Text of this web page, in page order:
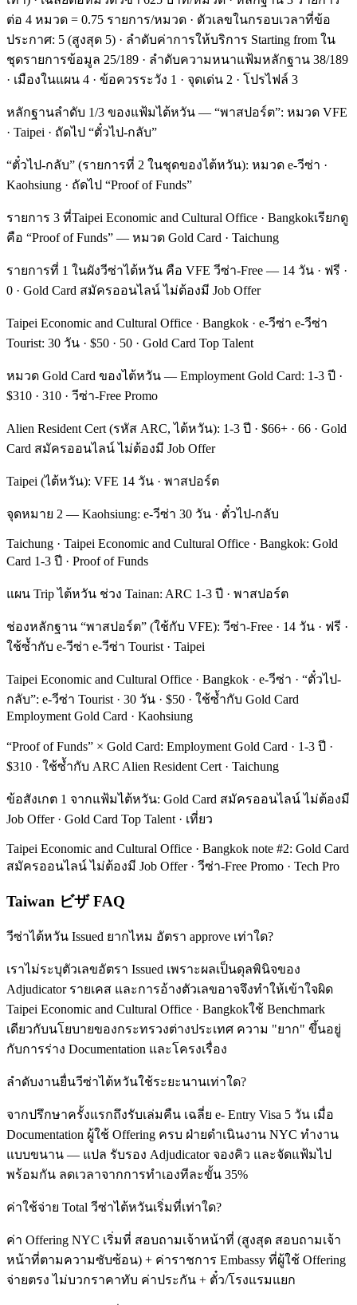
ต่อ 4 หมวด = 0.75 รายการ/หมวด · ตัวเลขในกรอบเวลาที่ข้อ
ประกาศ: 5 (สูงสุด 5) · ลำดับค่าการให้บริการ Starting from ใน
ชุดรายการข้อมูล 25/189 · ลำดับความหนาแฟ้มหลักฐาน 38/189
· เมืองในแผน 4 · ข้อควรระวัง 1 · จุดเด่น 2 · โปรไฟล์ 3
หลักฐานลำดับ 1/3 ของแฟ้มไต้หวัน — “พาสปอร์ต”: หมวด VFE
· Taipei · ถัดไป “ตั๋วไป-กลับ”
“ตั๋วไป-กลับ” (รายการที่ 2 ในชุดของไต้หวัน): หมวด e-วีซ่า ·
Kaohsiung · ถัดไป “Proof of Funds”
รายการ 3 ที่Taipei Economic and Cultural Office · Bangkokเรียกดู
คือ “Proof of Funds” — หมวด Gold Card · Taichung
รายการที่ 1 ในผังวีซ่าไต้หวัน คือ VFE วีซ่า-Free — 14 วัน · ฟรี ·
0 · Gold Card สมัครออนไลน์ ไม่ต้องมี Job Offer
Taipei Economic and Cultural Office · Bangkok · e-วีซ่า e-วีซ่า
Tourist: 30 วัน · $50 · 50 · Gold Card Top Talent
หมวด Gold Card ของไต้หวัน — Employment Gold Card: 1-3 ปี ·
$310 · 310 · วีซ่า-Free Promo
Alien Resident Cert (รหัส ARC, ไต้หวัน): 1-3 ปี · $66+ · 66 · Gold
Card สมัครออนไลน์ ไม่ต้องมี Job Offer
Taipei (ไต้หวัน): VFE 14 วัน · พาสปอร์ต
จุดหมาย 2 — Kaohsiung: e-วีซ่า 30 วัน · ตั๋วไป-กลับ
Taichung · Taipei Economic and Cultural Office · Bangkok: Gold
Card 1-3 ปี · Proof of Funds
แผน Trip ไต้หวัน ช่วง Tainan: ARC 1-3 ปี · พาสปอร์ต
ช่องหลักฐาน “พาสปอร์ต” (ใช้กับ VFE): วีซ่า-Free · 14 วัน · ฟรี ·
ใช้ซ้ำกับ e-วีซ่า e-วีซ่า Tourist · Taipei
Taipei Economic and Cultural Office · Bangkok · e-วีซ่า · “ตั๋วไป-
กลับ”: e-วีซ่า Tourist · 30 วัน · $50 · ใช้ซ้ำกับ Gold Card
Employment Gold Card · Kaohsiung
“Proof of Funds” × Gold Card: Employment Gold Card · 1-3 ปี ·
$310 · ใช้ซ้ำกับ ARC Alien Resident Cert · Taichung
ข้อสังเกต 1 จากแฟ้มไต้หวัน: Gold Card สมัครออนไลน์ ไม่ต้องมี
Job Offer · Gold Card Top Talent · เที่ยว
Taipei Economic and Cultural Office · Bangkok note #2: Gold Card
สมัครออนไลน์ ไม่ต้องมี Job Offer · วีซ่า-Free Promo · Tech Pro
Taiwan ビザ FAQ
วีซ่าไต้หวัน Issued ยากไหม อัตรา approve เท่าใด?
เราไม่ระบุตัวเลขอัตรา Issued เพราะผลเป็นดุลพินิจของ
Adjudicator รายเคส และการอ้างตัวเลขอาจจึงทำให้เข้าใจผิด
Taipei Economic and Cultural Office · Bangkokใช้ Benchmark
เดียวกับนโยบายของกระทรวงต่างประเทศ ความ "ยาก" ขึ้นอยู่
กับการร่าง Documentation และโครงเรื่อง
ลำดับงานยื่นวีซ่าไต้หวันใช้ระยะนานเท่าใด?
จากปรึกษาครั้งแรกถึงรับเล่มคืน เฉลี่ย e- Entry Visa 5 วัน เมื่อ
Documentation ผู้ใช้ Offering ครบ ฝ่ายดำเนินงาน NYC ทำงาน
แบบขนาน — แปล รับรอง Adjudicator จองคิว และจัดแฟ้มไป
พร้อมกัน ลดเวลาจากการทำเองทีละขั้น 35%
ค่าใช้จ่าย Total วีซ่าไต้หวันเริ่มที่เท่าใด?
ค่า Offering NYC เริ่มที่ สอบถามเจ้าหน้าที่ (สูงสุด สอบถามเจ้า
หน้าที่ตามความซับซ้อน) + ค่าราชการ Embassy ที่ผู้ใช้ Offering
จ่ายตรง ไม่บวกราคาทับ ค่าประกัน + ตั๋ว/โรงแรมแยก